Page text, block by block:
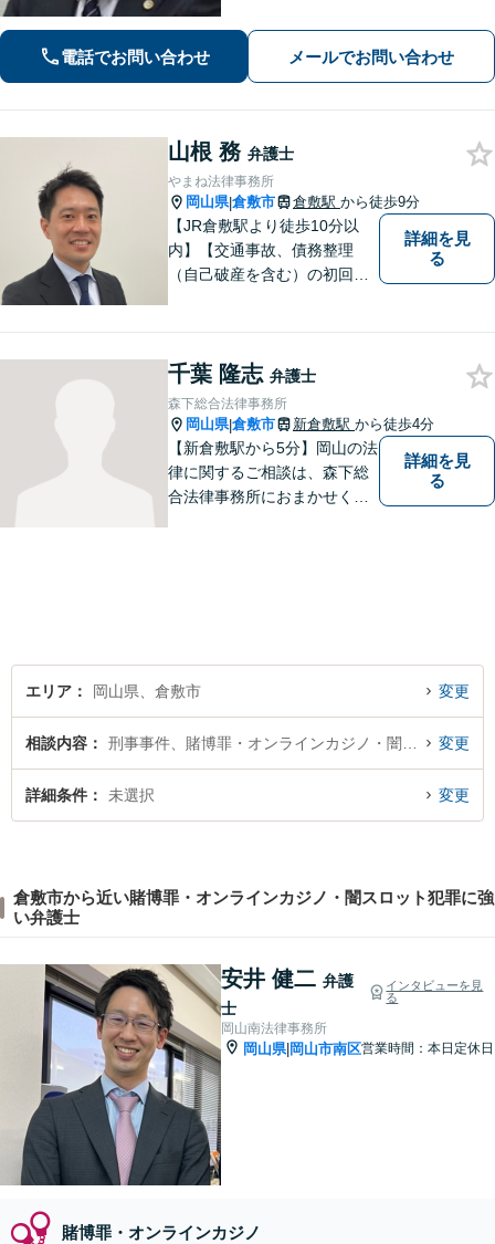
る方、ご相談ください。
電話でお問い合わせ メールでお問い合わせ
山根 務 弁護士
やまね法律事務所
岡山県|倉敷市 倉敷駅 から徒歩9分
【JR倉敷駅より徒歩10分以
内】【交通事故、債務整理
（自己破産を含む）の初回相
詳細を見
る
千葉 隆志 弁護士
森下総合法律事務所
岡山県|倉敷市 新倉敷駅 から徒歩4分
【新倉敷駅から5分】岡山の法
律に関するご相談は、森下総
合法律事務所におまかせくだ
詳細を見
る
エリア 岡山県、倉敷市 変更
相談内容 変更
詳細条件 未選択 変更
倉敷市から近い賭博罪・オンラインカジノ・闇スロット犯罪に強
い弁護士
安井 健二 弁護
士
インタビューを見
る
岡山南法律事務所
岡山県| 岡山市南区営業時間：本日定休日
賭博罪・オンラインカジノ